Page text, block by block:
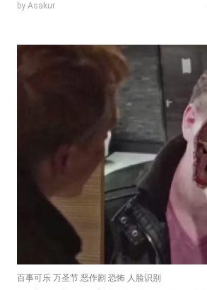
by Asakur
百事可乐 万圣节 恶作剧 恐怖 人脸识别